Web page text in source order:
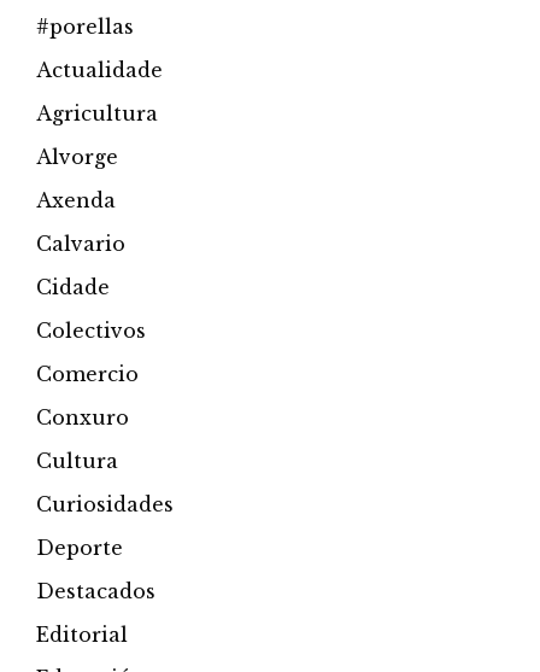
#porellas
Actualidade
Agricultura
Alvorge
Axenda
Calvario
Cidade
Colectivos
Comercio
Conxuro
Cultura
Curiosidades
Deporte
Destacados
Editorial